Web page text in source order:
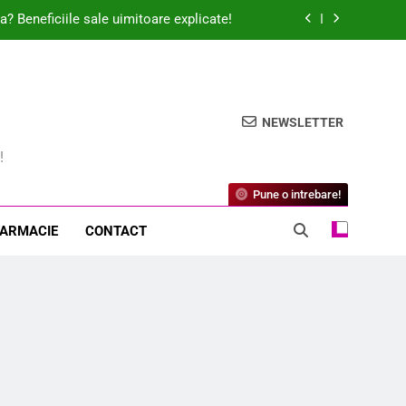
Beneficiile sale uimitoare explicate!
poate transforma viața ta sexuală?
NEWSLETTER
CONTACT
Pune o intrebare!